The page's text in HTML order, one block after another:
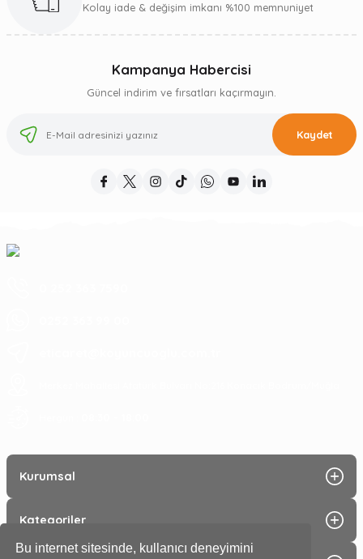
Bu internet sitesinde, kullanıcı deneyimini
Kolay iade & değişim imkanı %100 memnuniyet
Kampanya Habercisi
Güncel indirim ve fırsatları kaçırmayın.
Kaydet
Kurumsal
Kategoriler